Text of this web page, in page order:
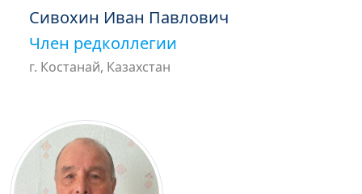
Сивохин Иван Павлович
Член редколлегии
г. Костанай, Казахстан